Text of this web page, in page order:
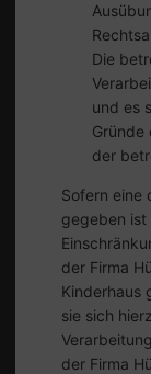
Die
und es
Gründe
der
Sofern eine
gegeben ist
der Firma
Kinderhaus
sie sich
der Firma